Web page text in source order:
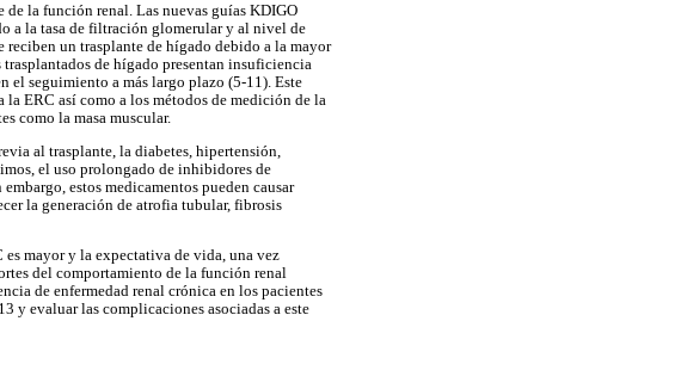
de la función renal. Las nuevas guías KDIGO
a la tasa de filtración glomerular y al nivel de
reciben un trasplante de hígado debido a la mayor
de hígado presentan insuficiencia
el seguimiento a más largo plazo (5-11). Este
ERC así como a los métodos de medición de la
como la masa muscular.
al trasplante, la diabetes, hipertensión,
el uso prolongado de inhibidores de
estos medicamentos pueden causar
la generación de atrofia tubular, fibrosis
mayor y la expectativa de vida, una vez
del comportamiento de la función renal
de enfermedad renal crónica en los pacientes
y evaluar las complicaciones asociadas a este